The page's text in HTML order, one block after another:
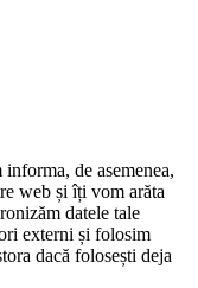
de asemenea,
web și îți vom arăta
datele tale
externi și folosim
dacă folosești deja